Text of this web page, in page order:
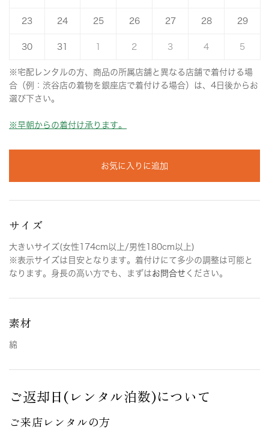
23 24 25 26 27 28 29
30 31 2 3 4 5
※宅配レンタルの方、商品の所属店舗と異なる店舗で着付ける場
合（例：渋谷店の着物を銀座店で着付ける場合）は、4日後からお
選び下さい。
※早朝からの着付け承ります。
お気に入りに追加
サイズ
大きいサイズ(女性174cm以上/男性180cm以上)
※表示サイズは目安となります。着付けにて多少の調整は可能と
なります。身長の高い方でも、まずはお問合せ ください。
素材
綿
ご返却日(レンタル泊数)について
ご来店レンタルの方